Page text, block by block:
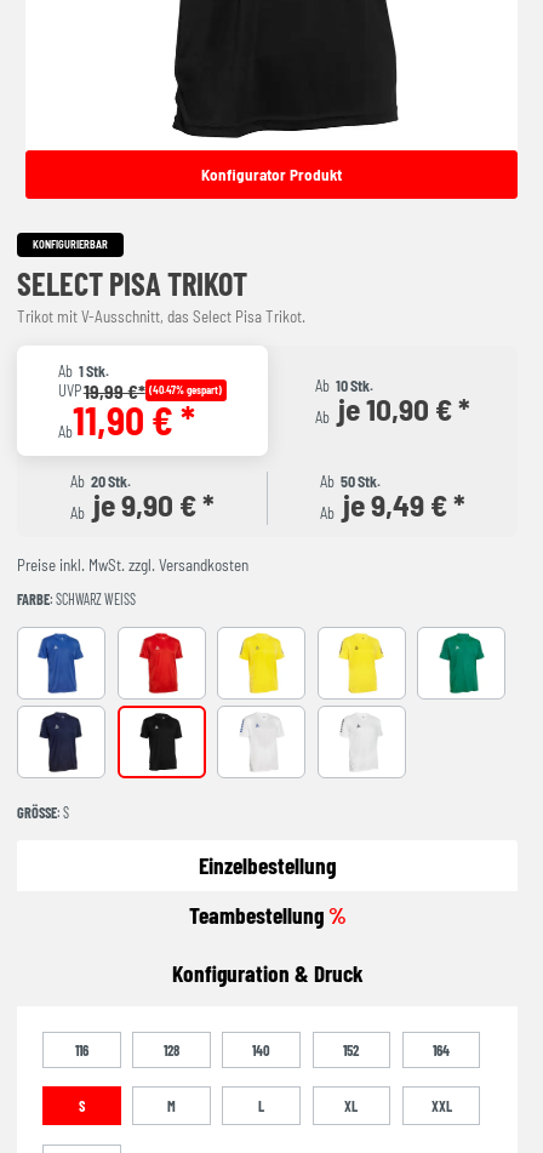
Konfigurator Produkt
KONFIGURIERBAR
SELECT PISA TRIKOT
Trikot mit V-Ausschnitt, das Select Pisa Trikot.
Ab 1 Stk.
UVP19,99 €* (40.47% gespart)
Ab11,90 € *
Ab 10 Stk.
Ab je 10,90 € *
Ab 20 Stk.
Ab je 9,90 € *
Ab 50 Stk.
Ab je 9,49 € *
Preise inkl. MwSt. zzgl. Versandkosten
FARBE: SCHWARZ WEISS
BLAU WEISS ROT WEISS gelb blau gelb schwarz gruen weiss
navy weiss schwarz weiss
GRÖSSE : S
Einzelbestellung
Teambestellung%
Konfiguration & Druck
116 128 140 152 164
S M L XL XXL